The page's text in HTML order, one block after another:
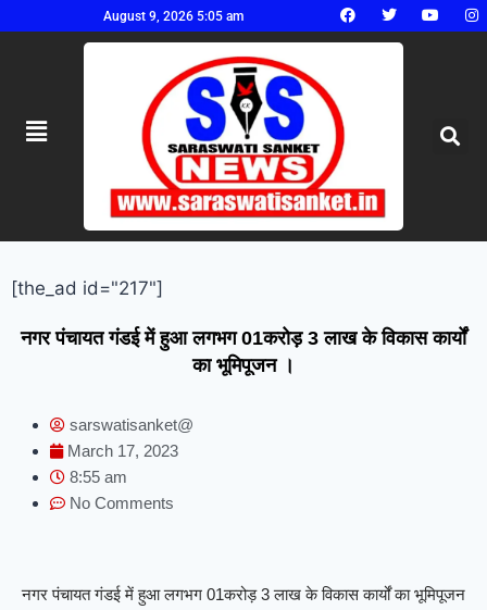
August 9, 2026 5:05 am
[the_ad id="217"]
नगर पंचायत गंडई में हुआ लगभग 01करोड़ 3 लाख के विकास कार्यों
का भूमिपूजन ।
sarswatisanket@
March 17, 2023
8:55 am
No Comments
नगर पंचायत गंडई में हुआ लगभग 01करोड़ 3 लाख के विकास कार्यों का भूमिपूजन